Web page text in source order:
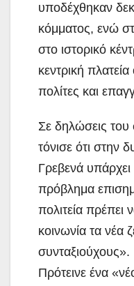
υποδέχθηκαν
κόμματος, ενώ
στο ιστορικό
κεντρική
πολίτες και
Σε δηλώσεις
τόνισε ότι στην
Γρεβενά
πρόβλημα
πολιτεία πρέπει
κοινωνία τα νέα
συνταξιούχους».
Πρότεινε ένα